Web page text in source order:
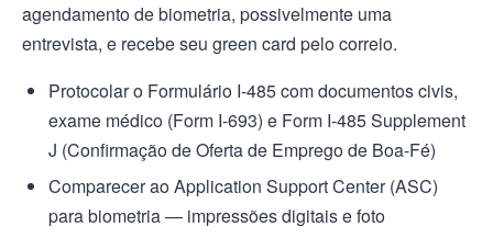
agendamento de biometria, possivelmente uma
entrevista, e recebe seu green card pelo correio.
Protocolar o Formulário I-485 com documentos civis,
exame médico (Form I-693) e Form I-485 Supplement
J (Confirmação de Oferta de Emprego de Boa-Fé)
Comparecer ao Application Support Center (ASC)
para biometria — impressões digitais e foto